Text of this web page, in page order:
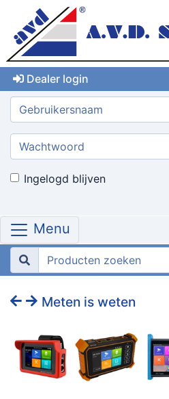
Dealer login
Gebruikersnaam:
Wachtwoord:
Ingelogd blijven
Menu
Meten is weten